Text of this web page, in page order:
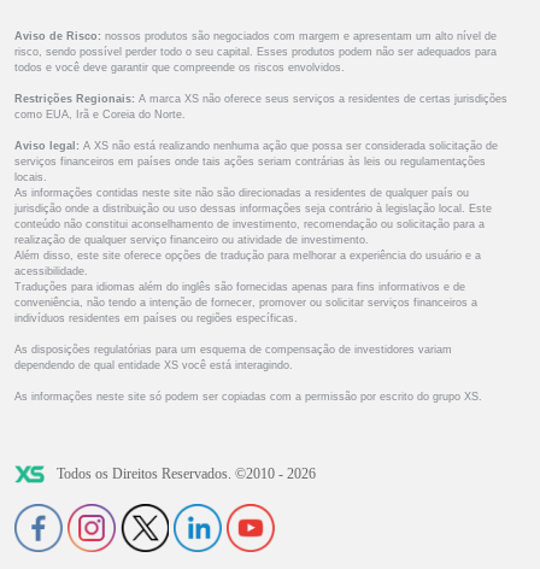
Aviso de Risco: nossos produtos são negociados com margem e apresentam um alto nível de
risco, sendo possível perder todo o seu capital. Esses produtos podem não ser adequados para
todos e você deve garantir que compreende os riscos envolvidos.
Restrições Regionais: A marca XS não oferece seus serviços a residentes de certas jurisdições
como EUA, Irã e Coreia do Norte.
Aviso legal: A XS não está realizando nenhuma ação que possa ser considerada solicitação de
serviços financeiros em países onde tais ações seriam contrárias às leis ou regulamentações
locais.
As informações contidas neste site não são direcionadas a residentes de qualquer país ou
jurisdição onde a distribuição ou uso dessas informações seja contrário à legislação local. Este
conteúdo não constitui aconselhamento de investimento, recomendação ou solicitação para a
realização de qualquer serviço financeiro ou atividade de investimento.
Além disso, este site oferece opções de tradução para melhorar a experiência do usuário e a
acessibilidade.
Traduções para idiomas além do inglês são fornecidas apenas para fins informativos e de
conveniência, não tendo a intenção de fornecer, promover ou solicitar serviços financeiros a
indivíduos residentes em países ou regiões específicas.
As disposições regulatórias para um esquema de compensação de investidores variam
dependendo de qual entidade XS você está interagindo.
As informações neste site só podem ser copiadas com a permissão por escrito do grupo XS.
Todos os Direitos Reservados. ©2010 - 2026